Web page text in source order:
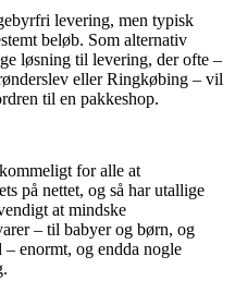
levering, men typisk
beløb. Som alternativ
løsning til levering, der ofte –
eller Ringkøbing – vil
til en pakkeshop.
for alle at
på nettet, og så har utallige
at mindske
– til babyer og børn, og
enormt, og endda nogle